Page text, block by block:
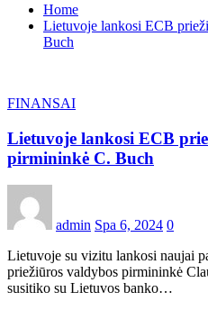
Home
Lietuvoje lankosi ECB
Buch
FINANSAI
Lietuvoje lankosi ECB
pirmininkė C. Buch
admin Spa 6, 2024 0
Lietuvoje su vizitu lankosi naujai
priežiūros valdybos pirmininkė
susitiko su Lietuvos banko…